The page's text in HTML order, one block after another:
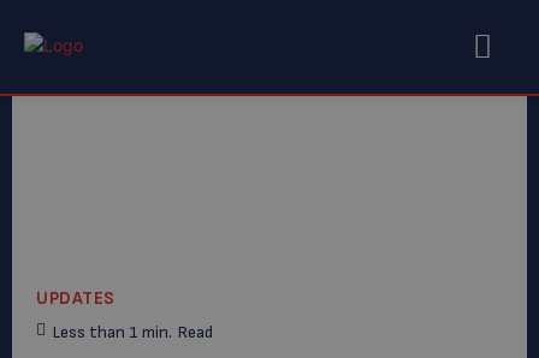
UPDATES
Less than 1 min. Read